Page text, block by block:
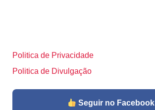
Politica de Privacidade
Politica de Divulgação
Seguir no Facebook